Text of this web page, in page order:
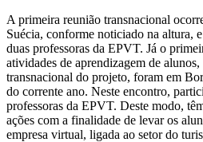
A primeira reunião transnacional
Suécia, conforme noticiado na altura,
duas professoras da EPVT. Já o
atividades de aprendizagem de
transnacional do projeto, foram em
do corrente ano. Neste encontro,
professoras da EPVT. Deste modo,
ações com a finalidade de levar os
empresa virtual, ligada ao setor do